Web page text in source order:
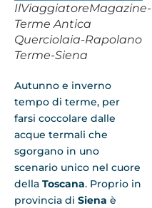
IlViaggiatoreMagazine-
Terme Antica
Querciolaia-Rapolano
Terme-Siena
Autunno e inverno
tempo di terme, per
farsi coccolare dalle
acque termali che
sgorgano in uno
scenario unico nel cuore
della Toscana. Proprio in
provincia di Siena è